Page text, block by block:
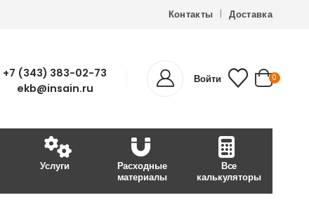
Контакты Доставка
+7 (343) 383-02-73
ekb@insain.ru
Войти 0
Услуги
Расходные
материалы
Все
калькуляторы